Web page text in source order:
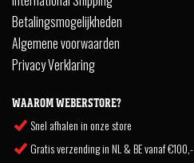
Betalingsmogelijkheden
Algemene voorwaarden
Privacy Verklaring
WAAROM WEBERSTORE?
Snel afhalen in onze store
Gratis verzending in NL & BE vanaf €100,-